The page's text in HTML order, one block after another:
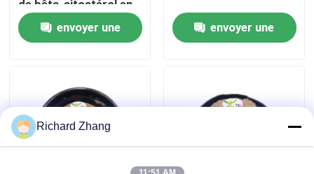
Demandez un devis
Poudre superbe de nourriture
Matières premières cosmétiques
de bêta-sitostérol en
poudre
envoyer une envoyer une
Richard Zhang